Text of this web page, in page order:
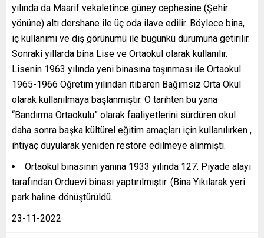
yılında da Maarif vekaletince güney cephesine (Şehir
yönüne) altı dershane ile üç oda ilave edilir. Böylece bina,
iç kullanımı ve dış görünümü ile bugünkü durumuna getirilir.
Sonraki yıllarda bina Lise ve Ortaokul olarak kullanılır.
Lisenin 1963 yılında yeni binasına taşınması ile Ortaokul
1965-1966 Öğretim yılından itibaren Bağımsız Orta Okul
olarak kullanılmaya başlanmıştır. O tarihten bu yana
“Bandırma Ortaokulu” olarak faaliyetlerini sürdüren okul
daha sonra başka kültürel eğitim amaçları için kullanılırken ,
ihtiyaç duyularak yeniden restore edilmeye alınmıştı.
Ortaokul binasının yanına 1933 yılında 127. Piyade alayı
tarafından Orduevi binası yaptırılmıştır. (Bina Yıkılarak yeri
park haline dönüştürüldü.
23-11-2022